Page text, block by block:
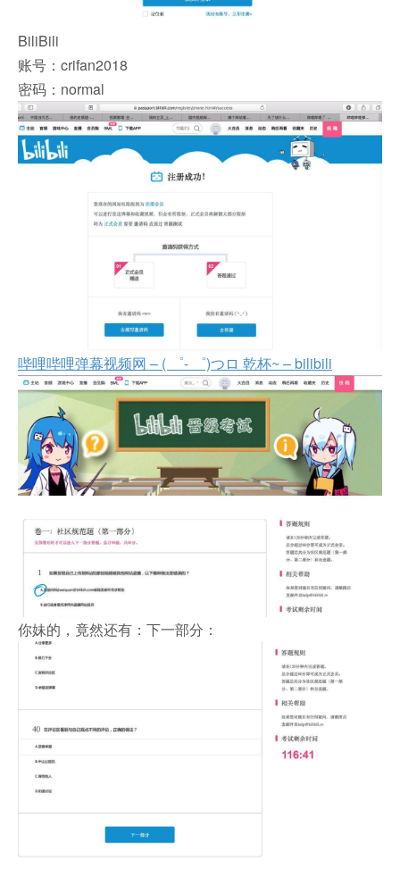
BiliBili
账号：crifan2018
密码：normal
哔哩哔哩弹幕视频网 – ( ゜- ゜)つロ 乾杯~ – bilibili
你妹的，竟然还有：下一部分：